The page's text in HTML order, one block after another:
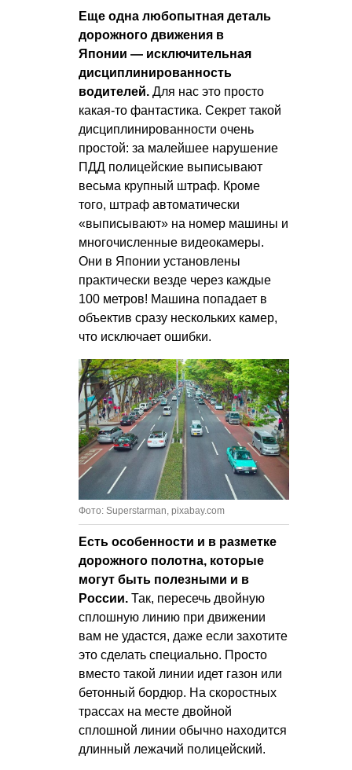
Еще одна любопытная деталь
дорожного движения в
Японии — исключительная
дисциплинированность
водителей. Для нас это просто
какая-то фантастика. Секрет такой
дисциплинированности очень
простой: за малейшее нарушение
ПДД полицейские выписывают
весьма крупный штраф. Кроме
того, штраф автоматически
«выписывают» на номер машины и
многочисленные видеокамеры.
Они в Японии установлены
практически везде через каждые
100 метров! Машина попадает в
объектив сразу нескольких камер,
что исключает ошибки.
Фото: Superstarman, pixabay.com
Есть особенности и в разметке
дорожного полотна, которые
могут быть полезными и в
России. Так, пересечь двойную
сплошную линию при движении
вам не удастся, даже если захотите
это сделать специально. Просто
вместо такой линии идет газон или
бетонный бордюр. На скоростных
трассах на месте двойной
сплошной линии обычно находится
длинный лежачий полицейский.